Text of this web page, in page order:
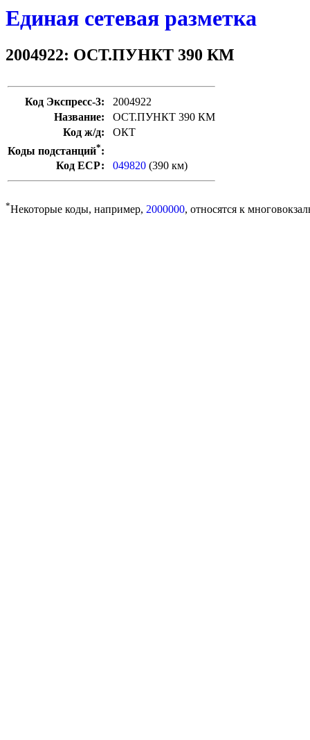
Единая сетевая разметка
2004922: ОСТ.ПУНКТ 390 КМ
Код Экспресс-3:
2004922
Название:
ОСТ.ПУНКТ 390 КМ
Код ж/д:
ОКТ
Коды подстанций*:
Код ЕСР:
049820 (390 км)
*Некоторые коды, например, 2000000, относятся к